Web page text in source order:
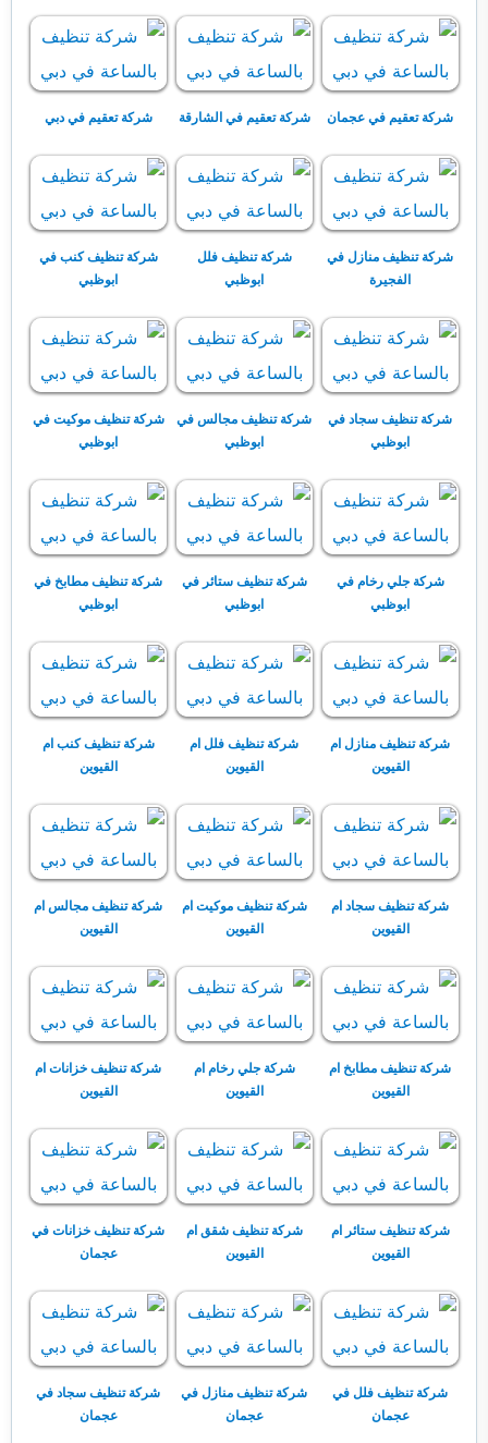
شركة تعقيم في عجمان شركة تعقيم في الشارقة شركة تعقيم في دبي
شركة تنظيف منازل في
الفجيرة
شركة تنظيف فلل
ابوظبي
شركة تنظيف كنب في
ابوظبي
شركة تنظيف سجاد في
ابوظبي
شركة تنظيف مجالس في
ابوظبي
شركة تنظيف موكيت في
ابوظبي
شركة جلي رخام في
ابوظبي
شركة تنظيف ستائر في
ابوظبي
شركة تنظيف مطابخ في
ابوظبي
شركة تنظيف منازل ام
القيوين
شركة تنظيف فلل ام
القيوين
شركة تنظيف كنب ام
القيوين
شركة تنظيف سجاد ام
القيوين
شركة تنظيف موكيت ام
القيوين
شركة تنظيف مجالس ام
القيوين
شركة تنظيف مطابخ ام
القيوين
شركة جلي رخام ام
القيوين
شركة تنظيف خزانات ام
القيوين
شركة تنظيف ستائر ام
القيوين
شركة تنظيف شقق ام
القيوين
شركة تنظيف خزانات في
عجمان
شركة تنظيف فلل في
عجمان
شركة تنظيف منازل في
عجمان
شركة تنظيف سجاد في
عجمان